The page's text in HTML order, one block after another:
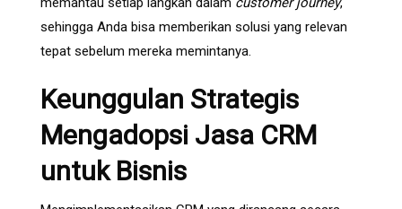
sehingga Anda bisa memberikan solusi yang relevan
tepat sebelum mereka memintanya.
Keunggulan Strategis
Mengadopsi Jasa CRM
untuk Bisnis